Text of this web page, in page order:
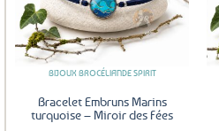
Ajouter
aux
favoris
BIJOUX BROCÉLIANDE SPIRIT
Bracelet Embruns Marins
turquoise – Miroir des Fées